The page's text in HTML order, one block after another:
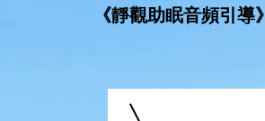
《靜觀助眠音頻引導》